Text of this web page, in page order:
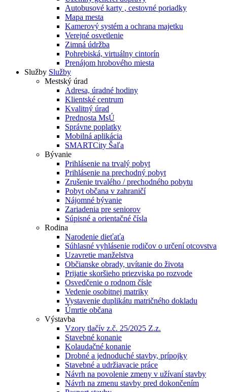
Autobusové karty , cestovné poriadky
Mapa mesta
Kamerový systém a ochrana majetku
Verejné osvetlenie
Zimná údržba
Pohrebiská, virtuálny cintorín
Prenájom hrobového miesta
Služby Služby
Mestský úrad
Adresa, úradné hodiny
Klientské centrum
Kvalitný úrad
Prednosta MsÚ
Správne poplatky
Mobilná aplikácia
SMARTCity Šaľa
Bývanie
Prihlásenie na trvalý pobyt
Prihlásenie na prechodný pobyt
Zrušenie trvalého / prechodného pobytu
Pobyt občana v zahraničí
Nájomné bývanie
Zariadenia pre seniorov
Súpisné a orientačné čísla
Rodina
Narodenie dieťaťa
Súhlasné vyhlásenie rodičov o určení otcovstva
Uzavretie manželstva
Občianske obrady, uvítanie do života
Prijatie skoršieho priezviska po rozvode
Osvedčenie o rodnom čísle
Vedenie osobitnej matriky
Vystavenie duplikátu matričného dokladu
Úmrtie občana
Výstavba
Vzory tlačív z.č. 25/2025 Z.z.
Stavebné konanie
Kolaudačné konanie
Drobné a jednoduché stavby, prípojky
Stavebné a udržiavacie práce
Návrh na povolenie zmeny v užívaní stavby
Návrh na zmenu stavby pred dokončením